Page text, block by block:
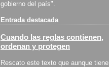
gobierno del país".
Entrada destacada
Cuando las reglas contienen,
ordenan y protegen
Rescato este texto que aunque tiene